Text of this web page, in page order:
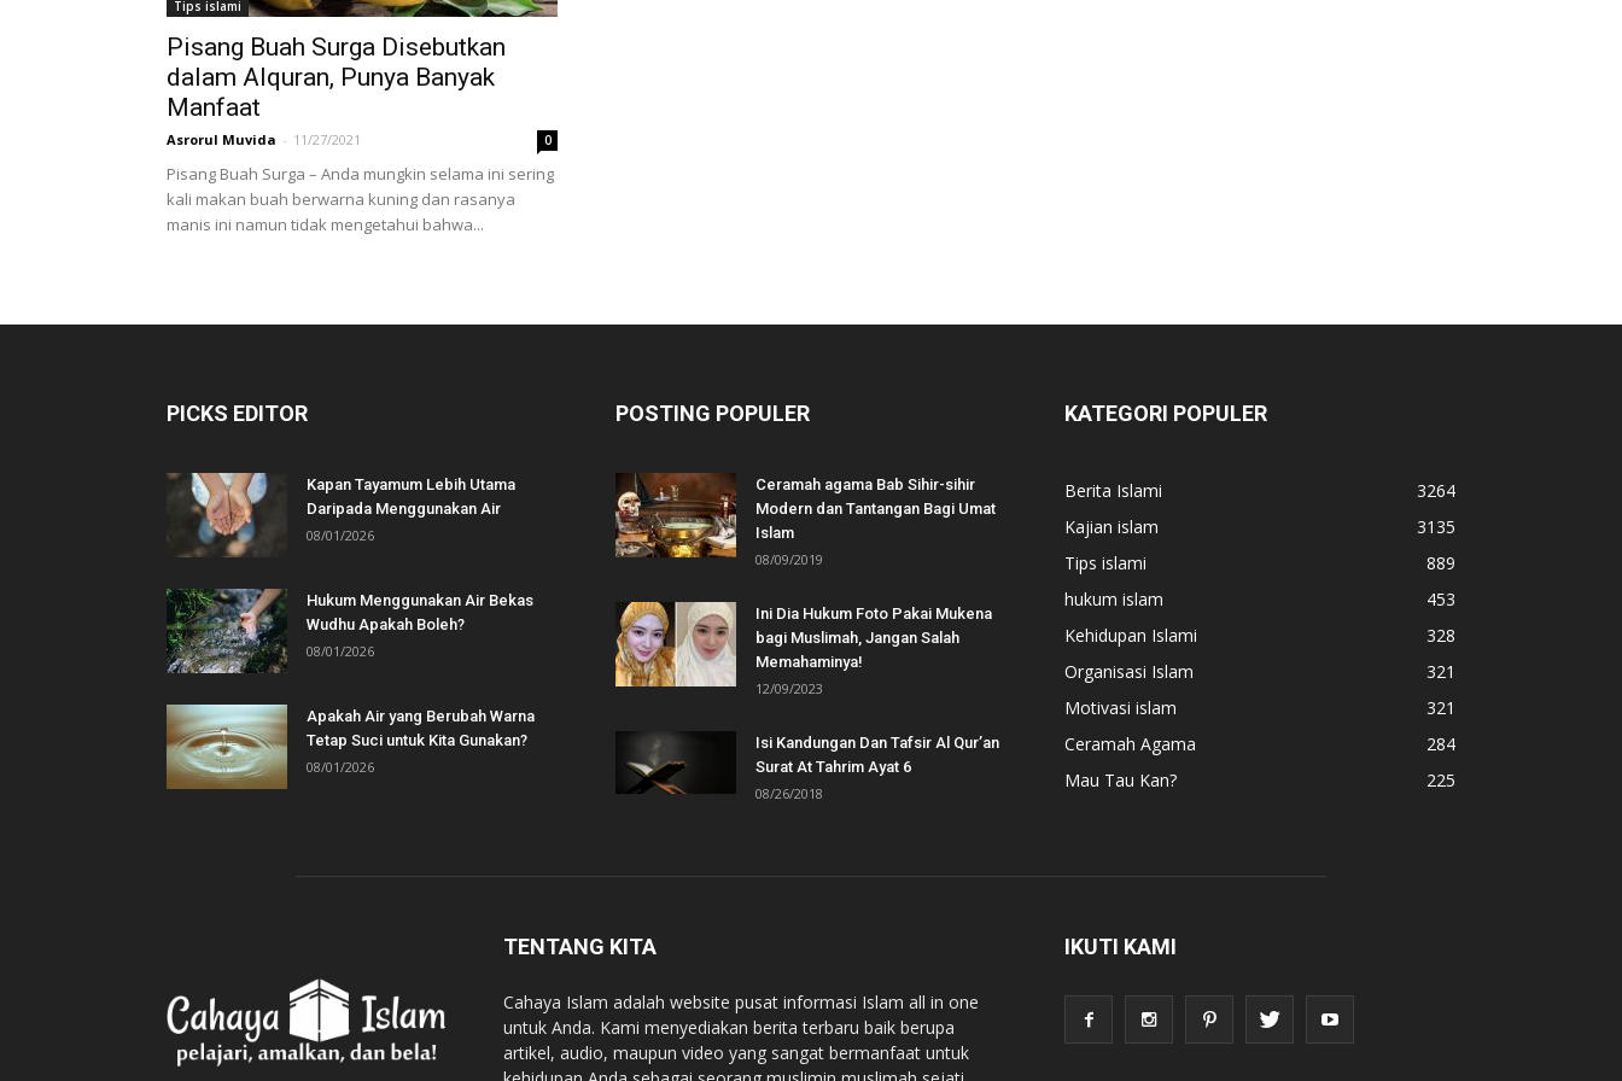
Tips islami
Pisang Buah Surga Disebutkan
dalam Alquran, Punya Banyak
Manfaat
Asrorul Muvida - 11/27/2021 0
Pisang Buah Surga – Anda mungkin selama ini sering
kali makan buah berwarna kuning dan rasanya
manis ini namun tidak mengetahui bahwa...
PICKS EDITOR
Kapan Tayamum Lebih Utama
Daripada Menggunakan Air
08/01/2026
Hukum Menggunakan Air Bekas
Wudhu Apakah Boleh?
08/01/2026
Apakah Air yang Berubah Warna
Tetap Suci untuk Kita Gunakan?
08/01/2026
POSTING POPULER
Ceramah agama Bab Sihir-sihir
Modern dan Tantangan Bagi Umat
Islam
08/09/2019
Ini Dia Hukum Foto Pakai Mukena
bagi Muslimah, Jangan Salah
Memahaminya!
12/09/2023
Isi Kandungan Dan Tafsir Al Qur’an
Surat At Tahrim Ayat 6
08/26/2018
KATEGORI POPULER
Berita Islami
3264
Kajian islam
3135
Tips islami
889
hukum islam
453
Kehidupan Islami
328
Organisasi Islam
321
Motivasi islam
321
Ceramah Agama
284
Mau Tau Kan?
225
TENTANG KITA
Cahaya Islam adalah website pusat informasi Islam all in one
untuk Anda. Kami menyediakan berita terbaru baik berupa
artikel, audio, maupun video yang sangat bermanfaat untuk
IKUTI KAMI